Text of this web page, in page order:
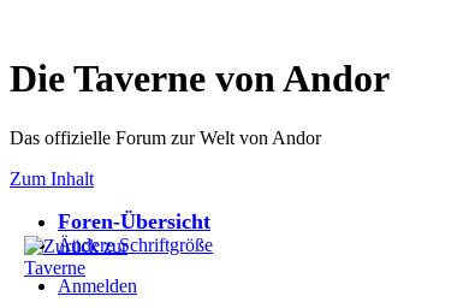
Die Taverne von Andor
Das offizielle Forum zur Welt von Andor
Zum Inhalt
Foren-Übersicht
Ändere Schriftgröße
Anmelden